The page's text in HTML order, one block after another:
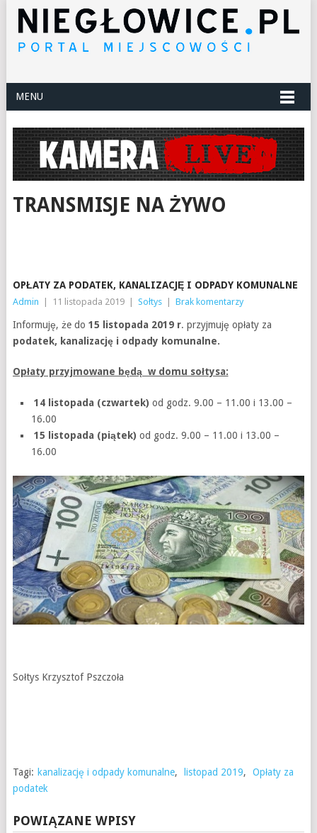
MENU
TRANSMISJE NA ŻYWO
OPŁATY ZA PODATEK, KANALIZACJĘ I ODPADY KOMUNALNE
Admin 11 listopada 2019 Sołtys Brak komentarzy
Informuję, że do 15 listopada 2019 r. przyjmuję opłaty za
podatek, kanalizację i odpady komunalne.
Opłaty przyjmowane będą w domu sołtysa:
14 listopada (czwartek)od godz. 9.00 – 11.00 i 13.00 –
16.00
15 listopada (piątek)od godz. 9.00 – 11.00 i 13.00 –
16.00
Sołtys Krzysztof Pszczoła
Tagi: kanalizację i odpady komunalne, listopad 2019,
Opłaty za
podatek
POWIĄZANE WPISY